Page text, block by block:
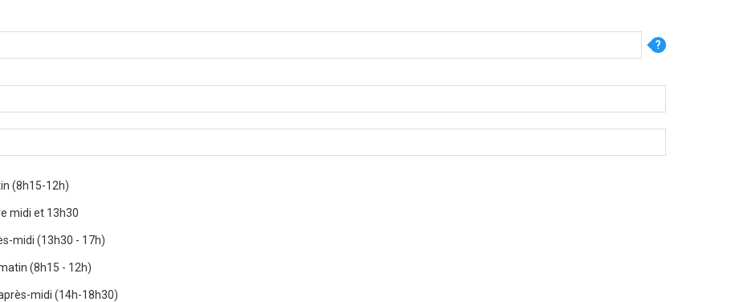
(8h15-12h)
midi et 13h30
midi (13h30 - 17h)
(8h15 - 12h)
midi (14h-18h30)